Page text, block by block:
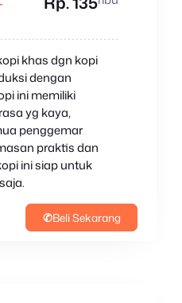
khas dgn kopi
dengan
ini memiliki
yg kaya,
penggemar
praktis dan
ini siap untuk
✆Beli Sekarang